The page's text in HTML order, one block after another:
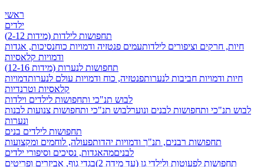
ראשי
ילדים
תחפושות לילדות (מידות 2-12)
חיות, חרקים וציפורים לילדותעמים פנטזיה ודמויות כוחנסיכות, אגדות
ודמויות קלאסיות
תחפושות לנערות (מידות 12-16)
חיות ודמויות חביבות לנערותפנטזיה, כוח ודמויות עולם לנערותדמויות
קלאסיות וטרנדיות
לבוש תנ"כי ותחפושות לילדים וילדות
לבוש תנ"כי ותחפושות לבנים ונוערלבוש תנ"כי ותחפושות צנועות לבנות
ונערות
תחפושות לילדים בנים
תחפושות רבנים, תנ"ך ודמויות יהדותפעולה, לוחמים ומקצועות
לבניםמהאגדות, נסיכים וסיפורי ילדים
תחפושות לפעוטות ולילדי גן (עד מידה 2)
בגדי גוף, אביזרים ופריטים